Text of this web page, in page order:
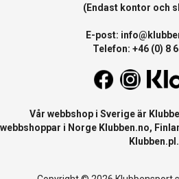
(Endast kontor och
E-post:
Telefon: +46 (0) 8
Vår webbshop i Sverige är
webbshoppar i Norge Klubben.no,
Klubben.pl .